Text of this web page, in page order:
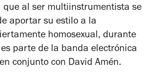
que al ser multiinstrumentista se
aportar su estilo a la
homosexual, durante
parte de la banda electrónica
conjunto con David Amén.